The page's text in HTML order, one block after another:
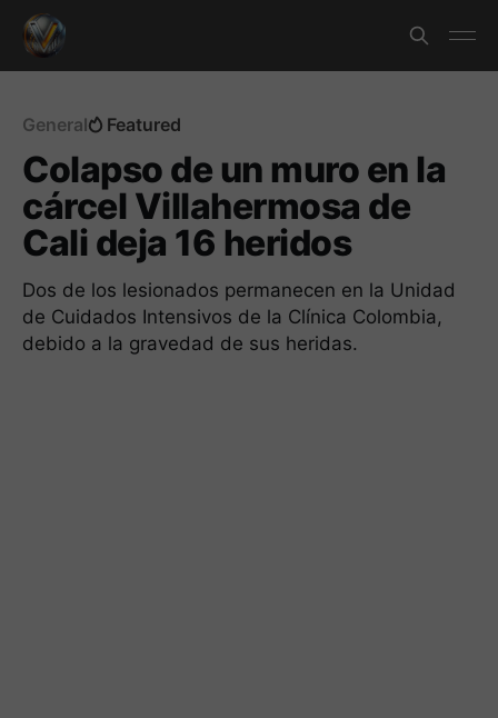
General Featured
Colapso de un muro en la
cárcel Villahermosa de
Cali deja 16 heridos
Dos de los lesionados permanecen en la Unidad
de Cuidados Intensivos de la Clínica Colombia,
debido a la gravedad de sus heridas.